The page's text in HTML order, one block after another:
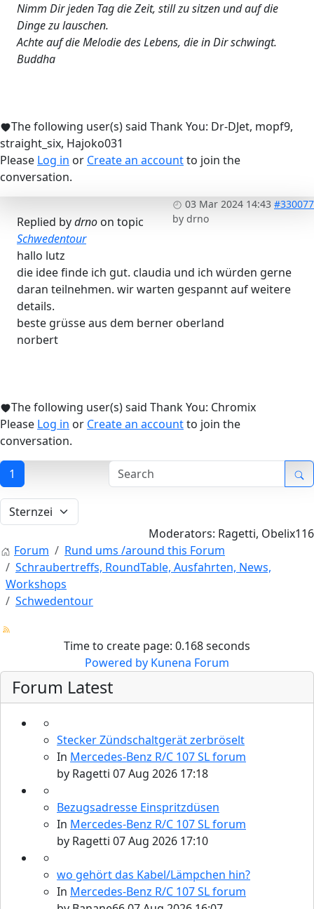
Nimm Dir jeden Tag die Zeit, still zu sitzen und auf die
Dinge zu lauschen.
Achte auf die Melodie des Lebens, die in Dir schwingt.
Buddha
The following user(s) said Thank You: Dr-DJet, mopf9,
straight_six, Hajoko031
Please Log in or Create an accountto join the
conversation.
03 Mar 2024 14:43 #330077
by drno
Replied bydrnoon topic
Schwedentour
hallo lutz
die idee finde ich gut. claudia und ich würden gerne
daran teilnehmen. wir warten gespannt auf weitere
details.
beste grüsse aus dem berner oberland
norbert
The following user(s) said Thank You: Chromix
Please Log in or Create an accountto join the
conversation.
1
Moderators: Ragetti, Obelix116
Forum
Rund ums /around this Forum
Schraubertreffs, RoundTable, Ausfahrten, News,
Workshops
Schwedentour
Time to create page: 0.168 seconds
Powered by Kunena Forum
Forum Latest
Stecker Zündschaltgerät zerbröselt
In Mercedes-Benz R/C 107 SL forum
by Ragetti 07 Aug 2026 17:18
Bezugsadresse Einspritzdüsen
In Mercedes-Benz R/C 107 SL forum
by Ragetti 07 Aug 2026 17:10
wo gehört das Kabel/Lämpchen hin?
In Mercedes-Benz R/C 107 SL forum